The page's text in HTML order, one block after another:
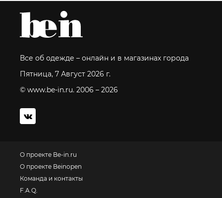
Все об одежде – онлайн и в магазинах города
Пятница, 7 Август 2026 г.
© www.be-in.ru. 2006 – 2026
О проекте Be-in.ru
О проекте Beinopen
Команда и контакты
F.A.Q.